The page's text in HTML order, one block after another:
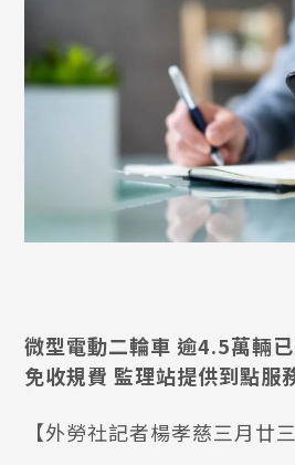
微型電動二輪車 逾4.5萬輛
免收規費 監理站提供到點服
【外勞社記者楊孝慈三月廿